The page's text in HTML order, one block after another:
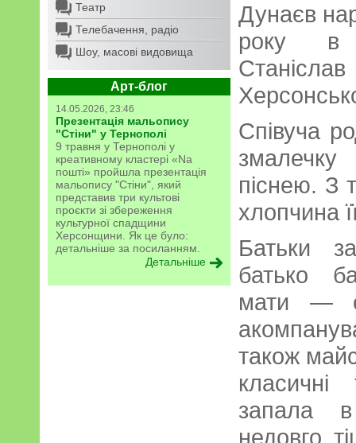
Театр
Телебачення, радіо
Шоу, масові видовища
Арт-блог
14.05.2026, 23:46
Презентація мальопису
"Стіни" у Тернополі
9 травня у Тернополі у
креативному кластері «Na
пошті» пройшла презентація
мальопису "Стіни", який
представив три культові
проєкти зі збереження
культурної спадщини
Херсонщини. Як це було:
детальніше за посиланням.
Детальніше
Дунаєв
року в
Співуча
піснею. З
хлопчина
Батьки
батько
мати —
також
запала
недовго